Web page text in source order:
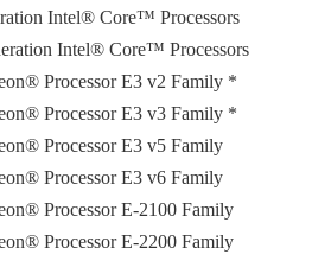
Intel® Core™ Processors
Intel® Core™ Processors
Processor E3 v2 Family *
Processor E3 v3 Family *
Processor E3 v5 Family
Processor E3 v6 Family
Processor E-2100 Family
Processor E-2200 Family